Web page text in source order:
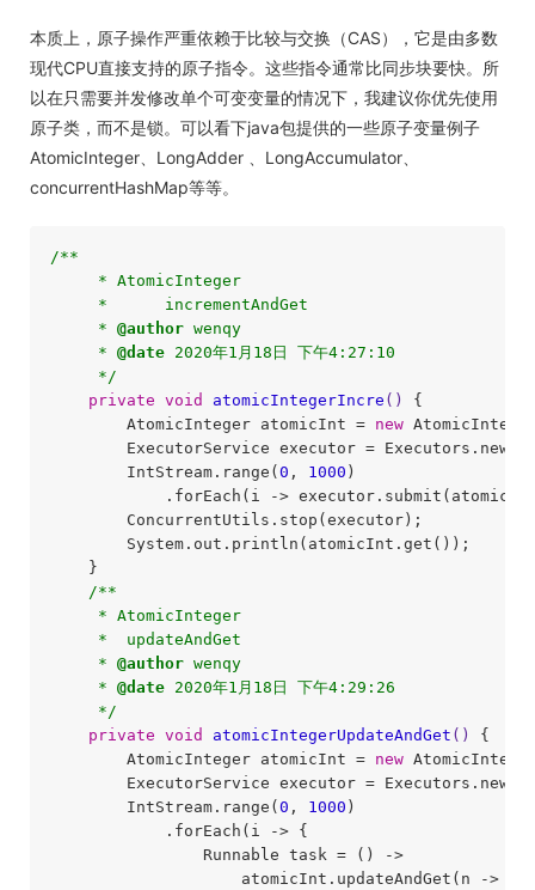
本质上，原子操作严重依赖于比较与交换（CAS），它是由多数
现代CPU直接支持的原子指令。这些指令通常比同步块要快。所
以在只需要并发修改单个可变变量的情况下，我建议你优先使用
原子类，而不是锁。可以看下java包提供的一些原子变量例子
AtomicInteger、 LongAdder 、LongAccumulator、
concurrentHashMap等等。
/**
     * AtomicInteger
     *      incrementAndGet
     *
@author wenqy
     *
@date 2020年1月18日 下午4:27:10
     */
private void atomicIntegerIncre ()
{
        AtomicInteger atomicInt =
new
ExecutorService executor =
        IntStream.range(
0 , 1000 )
.forEach(i ->
        ConcurrentUtils.stop(executor);
        System.out.println(atomicInt.get());
    }
/**
     * AtomicInteger
     *  updateAndGet
     *
@author wenqy
     *
@date 2020年1月18日 下午4:29:26
     */
private void atomicIntegerUpdateAndGet ()
{
        AtomicInteger atomicInt =
new
ExecutorService executor =
        IntStream.range(
0 , 1000 )
            .forEach(i -> {
                Runnable task = () ->
atomicInt.updateAndGet(n -> n